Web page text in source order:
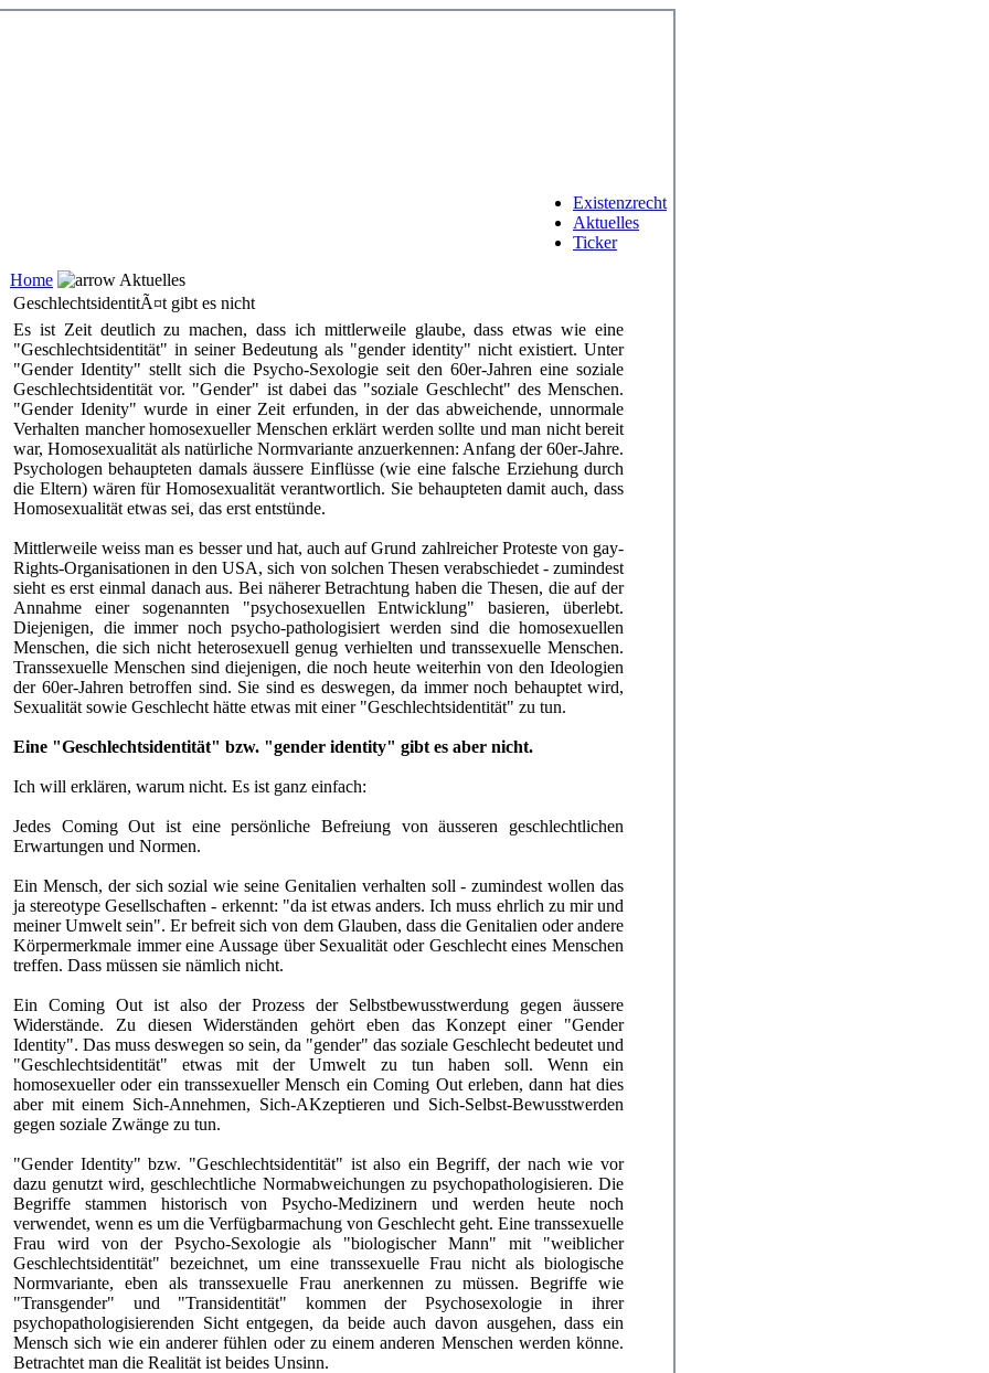
Existenzrecht
Aktuelles
Ticker
Home
Aktuelles
GeschlechtsidentitÃ¤t gibt es nicht
Es ist Zeit deutlich zu machen, dass ich mittlerweile glaube, dass etwas wie eine
"Geschlechtsidentität" in seiner Bedeutung als "gender identity" nicht existiert. Unter
"Gender Identity" stellt sich die Psycho-Sexologie seit den 60er-Jahren eine soziale
Geschlechtsidentität vor. "Gender" ist dabei das "soziale Geschlecht" des Menschen.
"Gender Idenity" wurde in einer Zeit erfunden, in der das abweichende, unnormale
Verhalten mancher homosexueller Menschen erklärt werden sollte und man nicht bereit
war, Homosexualität als natürliche Normvariante anzuerkennen: Anfang der 60er-Jahre.
Psychologen behaupteten damals äussere Einflüsse (wie eine falsche Erziehung durch
die Eltern) wären für Homosexualität verantwortlich. Sie behaupteten damit auch, dass
Homosexualität etwas sei, das erst entstünde.
Mittlerweile weiss man es besser und hat, auch auf Grund zahlreicher Proteste von gay-
Rights-Organisationen in den USA, sich von solchen Thesen verabschiedet - zumindest
sieht es erst einmal danach aus. Bei näherer Betrachtung haben die Thesen, die auf der
Annahme einer sogenannten "psychosexuellen Entwicklung" basieren, überlebt.
Diejenigen, die immer noch psycho-pathologisiert werden sind die homosexuellen
Menschen, die sich nicht heterosexuell genug verhielten und transsexuelle Menschen.
Transsexuelle Menschen sind diejenigen, die noch heute weiterhin von den Ideologien
der 60er-Jahren betroffen sind. Sie sind es deswegen, da immer noch behauptet wird,
Sexualität sowie Geschlecht hätte etwas mit einer "Geschlechtsidentität" zu tun.
Eine "Geschlechtsidentität" bzw. "gender identity" gibt es aber nicht.
Ich will erklären, warum nicht. Es ist ganz einfach:
Jedes Coming Out ist eine persönliche Befreiung von äusseren geschlechtlichen
Erwartungen und Normen.
Ein Mensch, der sich sozial wie seine Genitalien verhalten soll - zumindest wollen das
ja stereotype Gesellschaften - erkennt: "da ist etwas anders. Ich muss ehrlich zu mir und
meiner Umwelt sein". Er befreit sich von dem Glauben, dass die Genitalien oder andere
Körpermerkmale immer eine Aussage über Sexualität oder Geschlecht eines Menschen
treffen. Dass müssen sie nämlich nicht.
Ein Coming Out ist also der Prozess der Selbstbewusstwerdung gegen äussere
Widerstände. Zu diesen Widerständen gehört eben das Konzept einer "Gender
Identity". Das muss deswegen so sein, da "gender" das soziale Geschlecht bedeutet und
"Geschlechtsidentität" etwas mit der Umwelt zu tun haben soll. Wenn ein
homosexueller oder ein transsexueller Mensch ein Coming Out erleben, dann hat dies
aber mit einem Sich-Annehmen, Sich-AKzeptieren und Sich-Selbst-Bewusstwerden
gegen soziale Zwänge zu tun.
"Gender Identity" bzw. "Geschlechtsidentität" ist also ein Begriff, der nach wie vor
dazu genutzt wird, geschlechtliche Normabweichungen zu psychopathologisieren. Die
Begriffe stammen historisch von Psycho-Medizinern und werden heute noch
verwendet, wenn es um die Verfügbarmachung von Geschlecht geht. Eine transsexuelle
Frau wird von der Psycho-Sexologie als "biologischer Mann" mit "weiblicher
Geschlechtsidentität" bezeichnet, um eine transsexuelle Frau nicht als biologische
Normvariante, eben als transsexuelle Frau anerkennen zu müssen. Begriffe wie
"Transgender" und "Transidentität" kommen der Psychosexologie in ihrer
psychopathologisierenden Sicht entgegen, da beide auch davon ausgehen, dass ein
Mensch sich wie ein anderer fühlen oder zu einem anderen Menschen werden könne.
Betrachtet man die Realität ist beides Unsinn.